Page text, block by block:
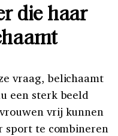
die haar
vraag, belichaamt
een sterk beeld
vrij kunnen
sport te combineren